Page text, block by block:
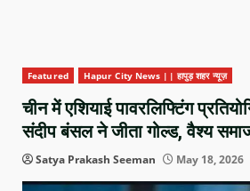
Featured Hapur City News || हापुड़ शहर न्यूज़
चीन में एशियाई पावरलिफ्टिंग
संदीप बंसल ने जीता गोल्ड, वैश्य
Satya Prakash Seeman May 18, 2026